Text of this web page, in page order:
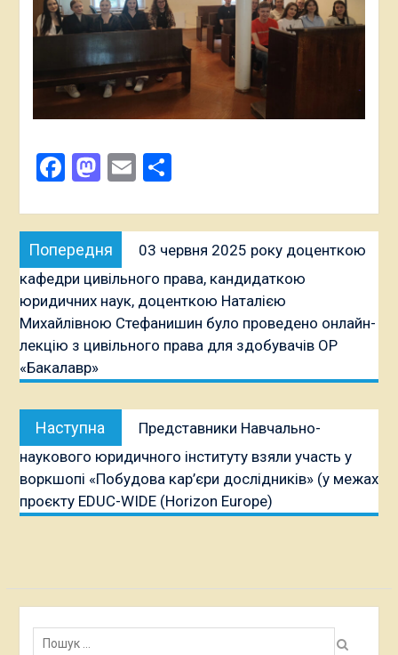
Facebook
Mastodon
EmailПоділитися
Навігація
записів
Попередня
публікація:
03 червня 2025 року доценткою
кафедри цивільного права, кандидаткою
юридичних наук, доценткою Наталією
Михайлівною Стефанишин було проведено онлайн-
лекцію з цивільного права для здобувачів ОР
«Бакалавр»
Наступна
публікація:
Представники Навчально-
наукового юридичного інституту взяли участь у
воркшопі «Побудова кар’єри дослідників» (у межах
проєкту EDUC-WIDE (Horizon Europe)
Пошук: